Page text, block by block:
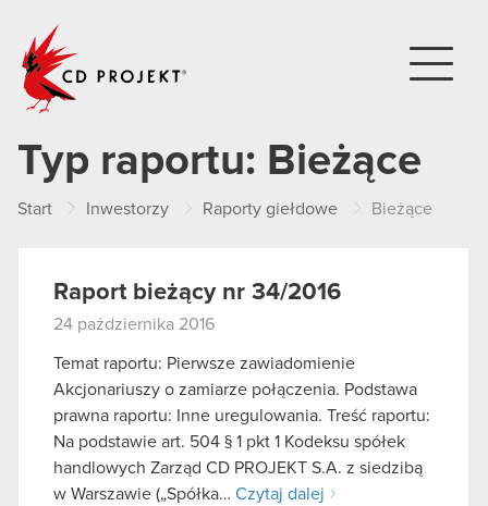
Typ raportu: Bieżące
Start Inwestorzy Raporty giełdowe Bieżące
Raport bieżący nr 34/2016
24 października 2016
Temat raportu: Pierwsze zawiadomienie
Akcjonariuszy o zamiarze połączenia. Podstawa
prawna raportu: Inne uregulowania. Treść raportu:
Na podstawie art. 504 § 1 pkt 1 Kodeksu spółek
handlowych Zarząd CD PROJEKT S.A. z siedzibą
w Warszawie („Spółka… Czytaj dalej